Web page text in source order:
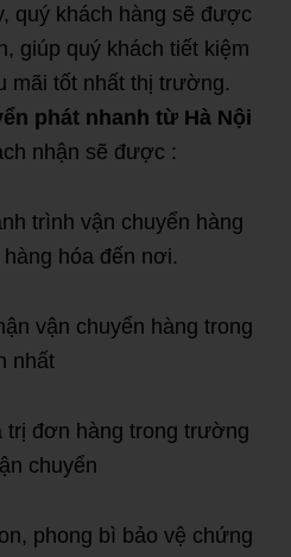
quý khách hàng sẽ được
giúp quý khách tiết kiệm
mãi tốt nhất thị trường.
phát nhanh từ Hà Nội
nhận sẽ được :
trình vận chuyển hàng
hóa đến nơi.
vận chuyển hàng trong
nhất
đơn hàng trong trường
chuyển
phong bì bảo vệ chứng